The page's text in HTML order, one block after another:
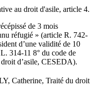
au droit d'asile, article 4.
de 3 mois
réfugié » (article R. 742-
d’une validité de 10
314-11 8° du code de
droit d’asile, CESEDA).
Catherine, Traité du droit